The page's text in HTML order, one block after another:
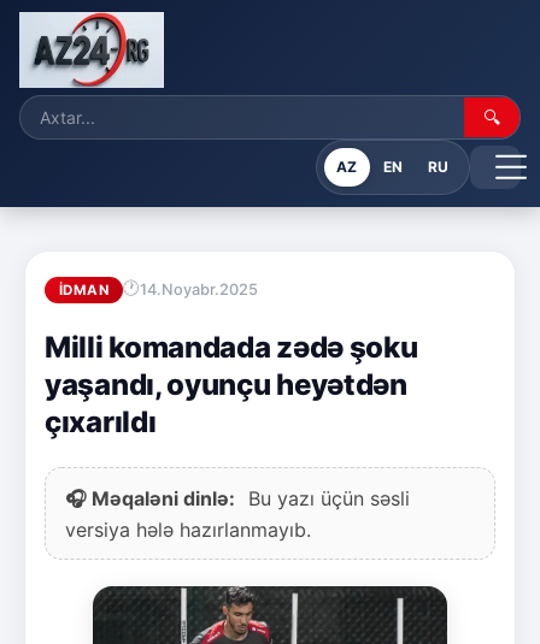
🔍
AZ EN RU
İDMAN 14.Noyabr.2025
Milli komandada zədə şoku
yaşandı, oyunçu heyətdən
çıxarıldı
🎧 Məqaləni dinlə:
Bu yazı üçün səsli
versiya hələ hazırlanmayıb.